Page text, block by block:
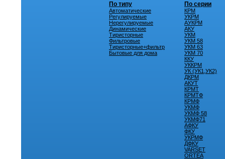
По типу
Автоматические
Регулируемые
Нерегулируемые
Динамические
Тиристорные
Фильтровые
Тиристорные+фильтр
Бытовые для дома
По серии
КРМ
УКРМ
АУКРМ
АКУ
УКМ
УКМ 58
УКМ 63
УКМ 70
ККУ
УККРМ
УК (УК1,УК2)
ДКРМ
АКУТ
КРМТ
КРМТФ
КРМФ
УКМФ
УКМФ 58
УКМФ71
АФКУ
ФКУ
УКРМФ
ДФКУ
VARSET
ORTEA